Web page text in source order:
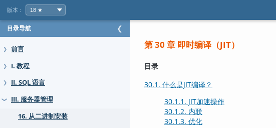
版本：
目录导航 ❮
❯ 前言
❯ I. 教程
❯ II. SQL 语言
❯
III. 服务器管理
16. 从二进制安装
第 30 章 即时编译（JIT）
目录
30.1. 什么是JIT编译？
30.1.1. JIT加速操作
30.1.2. 内联
30.1.3. 优化